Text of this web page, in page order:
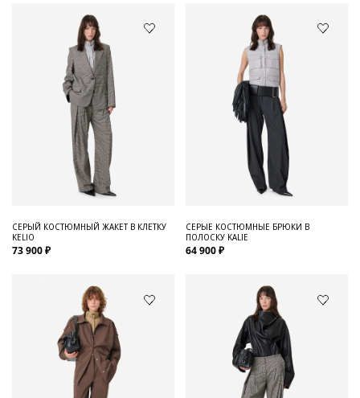
СЕРЫЙ КОСТЮМНЫЙ ЖАКЕТ В КЛЕТКУ
KELIO
73 900 ₽
СЕРЫЕ КОСТЮМНЫЕ БРЮКИ В
ПОЛОСКУ KALIE
64 900 ₽